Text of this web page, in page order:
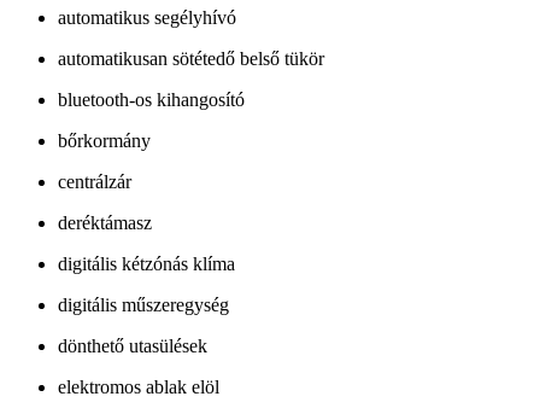
automatikus segélyhívó
automatikusan sötétedő belső tükör
bluetooth-os kihangosító
bőrkormány
centrálzár
deréktámasz
digitális kétzónás klíma
digitális műszeregység
dönthető utasülések
elektromos ablak elöl